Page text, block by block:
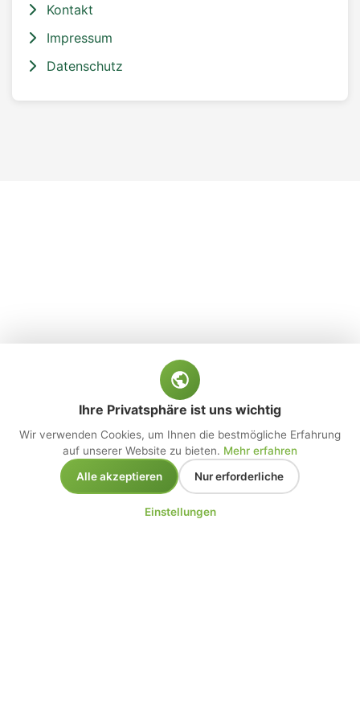
Kontakt
Impressum
Datenschutz
Ihre Privatsphäre ist uns wichtig
Wir verwenden Cookies, um Ihnen die bestmögliche Erfahrung
auf unserer Website zu bieten. Mehr erfahren
Alle akzeptieren
Nur erforderliche
Einstellungen